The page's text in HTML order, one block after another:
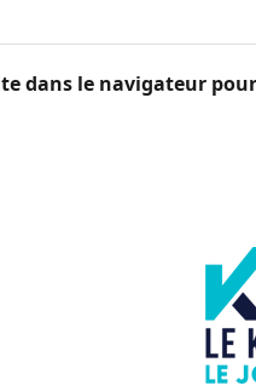
dans le navigateur